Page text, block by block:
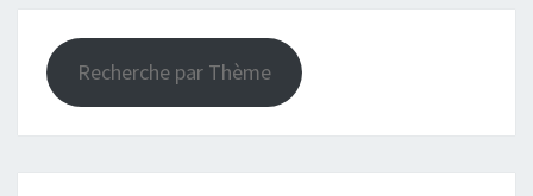
Recherche par Thème